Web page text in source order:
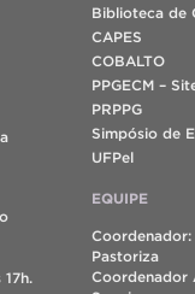
Biblioteca de
CAPES
COBALTO
PPGECM –
PRPPG
Simpósio de
UFPel
EQUIPE
Coordenador:
Pastoriza
Coordenador